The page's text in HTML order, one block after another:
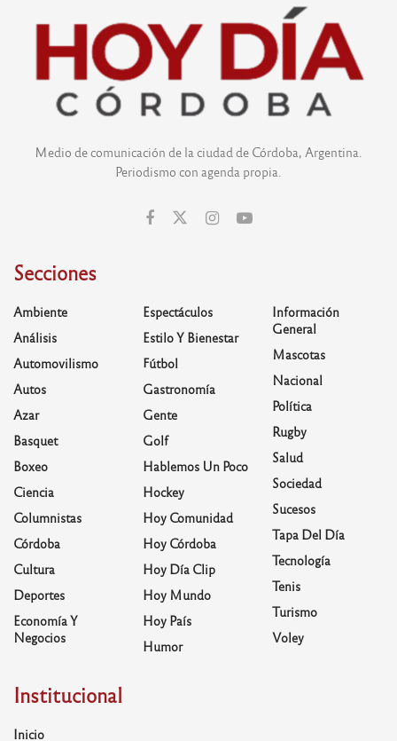
Medio de comunicación de la ciudad de Córdoba, Argentina.
Periodismo con agenda propia.
Secciones
Ambiente
Análisis
Automovilismo
Autos
Azar
Basquet
Boxeo
Ciencia
Columnistas
Córdoba
Cultura
Deportes
Economía Y
Negocios
Espectáculos
Estilo Y Bienestar
Fútbol
Gastronomía
Gente
Golf
Hablemos Un Poco
Hockey
Hoy Comunidad
Hoy Córdoba
Hoy Día Clip
Hoy Mundo
Hoy País
Humor
Información
General
Mascotas
Nacional
Política
Rugby
Salud
Sociedad
Sucesos
Tapa Del Día
Tecnología
Tenis
Turismo
Voley
Institucional
Inicio